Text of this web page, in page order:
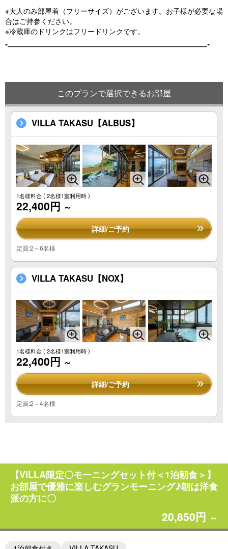
※大人のみ部屋着（フリーサイズ）がございます。お子様が必要な場
合はご持参ください。
※冷蔵庫のドリンクはフリードリンクです。
*━━━━━━━━━━━━━━━━━━━━━━━━━━━━*
このプランで選択できるお部屋
VILLA TAKASU【ALBUS】
1名様料金( 2名様1室利用時 )
22,400円 ～
詳細/ご予約
定員:2～6名様
VILLA TAKASU【NOX】
1名様料金( 2名様1室利用時 )
22,400円 ～
詳細/ご予約
定員:2～4名様
【VILLA限定〇モーニングセット付＜1泊朝食＞】
お部屋で優雅に楽しむグランモーニング♪朝は洋食
派の方に〇
20,850円 ～